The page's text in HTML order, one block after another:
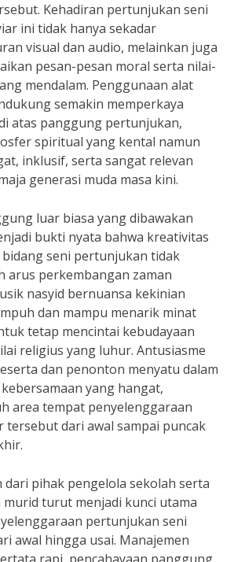
Kehadiran pertunjukan seni
ini tidak hanya sekadar
visual dan audio, melainkan juga
pesan-pesan moral serta nilai-
mendalam. Penggunaan alat
semakin memperkaya
atas panggung pertunjukan,
spiritual yang kental namun
inklusif, serta sangat relevan
generasi muda masa kini.
luar biasa yang dibawakan
bukti nyata bahwa kreativitas
bidang seni pertunjukan tidak
arus perkembangan zaman
nasyid bernuansa kekinian
dan mampu menarik minat
tetap mencintai kebudayaan
religius yang luhur. Antusiasme
dan penonton menyatu dalam
yang hangat,
area tempat penyelenggaraan
tersebut dari awal sampai puncak
pihak pengelola sekolah serta
turut menjadi kunci utama
pertunjukan seni
awal hingga usai. Manajemen